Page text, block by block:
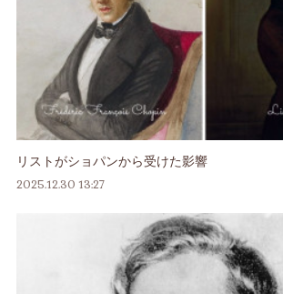
リストがショパンから受けた影響
2025.12.30 13:27